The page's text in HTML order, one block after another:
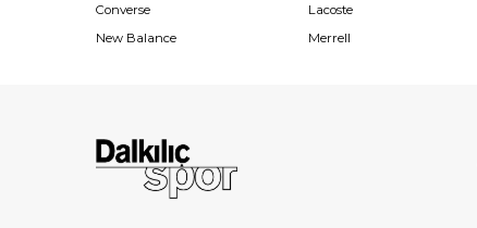
Converse
New Balance
Lacoste
Merrell